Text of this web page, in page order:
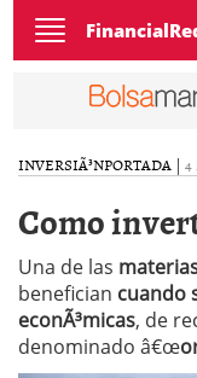
Toggle
navigation
INVERSIÃ³NPORTADA | 4
Como
Una de las
benefician cuando
econÃ³micas, de
denominado â€œ